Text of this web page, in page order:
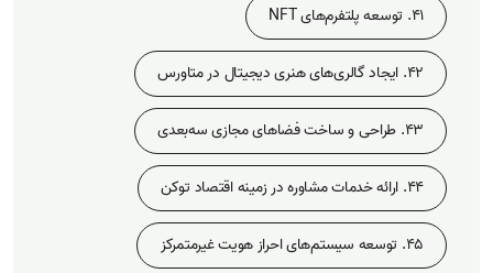
41. توسعه پلتفرم‌های NFT
42. ایجاد گالری‌های هنری دیجیتال در متاورس
43. طراحی و ساخت فضاهای مجازی سه‌بعدی
44. ارائه خدمات مشاوره در زمینه اقتصاد توکن
45. توسعه سیستم‌های احراز هویت غیرمتمرکز